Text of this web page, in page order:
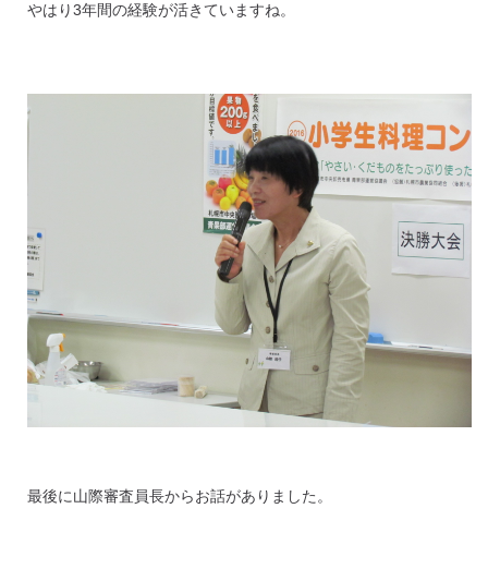
やはり3年間の経験が活きていますね。
最後に山際審査員長からお話がありました。